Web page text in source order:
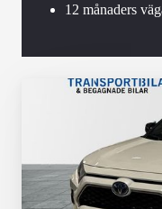
12 månaders